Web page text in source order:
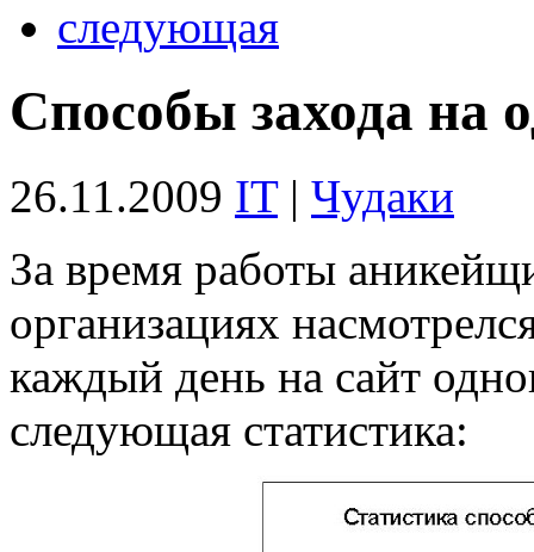
следующая
Способы захода на
26.11.2009 IT| Чудаки
За время работы
организациях
каждый день на сайт
следующая статистика: